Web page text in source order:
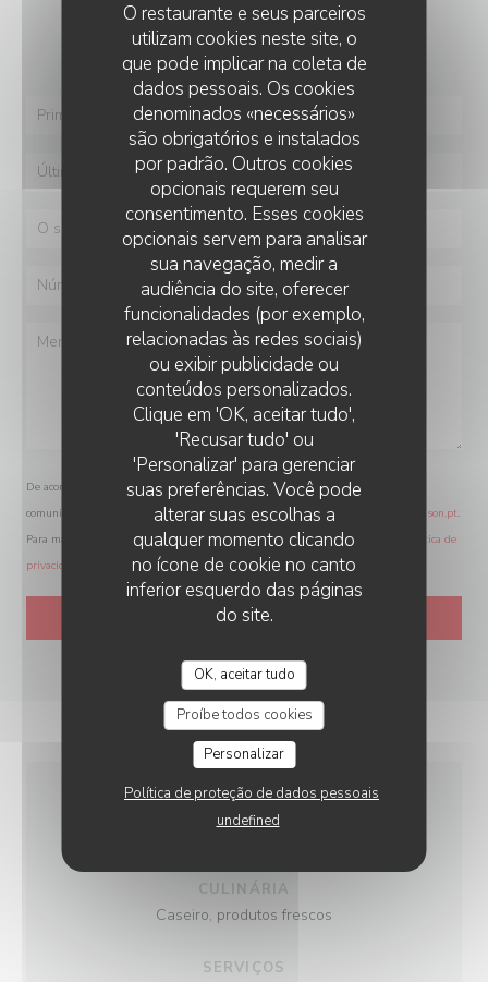
O restaurante e seus parceiros
utilizam cookies neste site, o
que pode implicar na coleta de
dados pessoais. Os cookies
denominados «necessários»
são obrigatórios e instalados
por padrão. Outros cookies
opcionais requerem seu
consentimento. Esses cookies
opcionais servem para analisar
sua navegação, medir a
audiência do site, oferecer
funcionalidades (por exemplo,
relacionadas às redes sociais)
ou exibir publicidade ou
conteúdos personalizados.
Clique em 'OK, aceitar tudo',
'Recusar tudo' ou
'Personalizar' para gerenciar
suas preferências. Você pode
alterar suas escolhas a
qualquer momento clicando
no ícone de cookie no canto
inferior esquerdo das páginas
do site.
OK, aceitar tudo
Proíbe todos cookies
Personalizar
Política de proteção de dados pessoais
undefined
Deseja contactar-nos ?
Preencha o formulário abaixo!
De acordo com a legislação de proteção de dados, tem o direito de se opor a
comunicações de marketing. Pode registar-se na Lista Robinson através de
robinson.pt.
Para mais informações sobre o tratamento dos seus dados, consulte a nossa
política de
privacidade
INFORMAÇÕES GERAIS
CULINÁRIA
Caseiro, produtos frescos
SERVIÇOS